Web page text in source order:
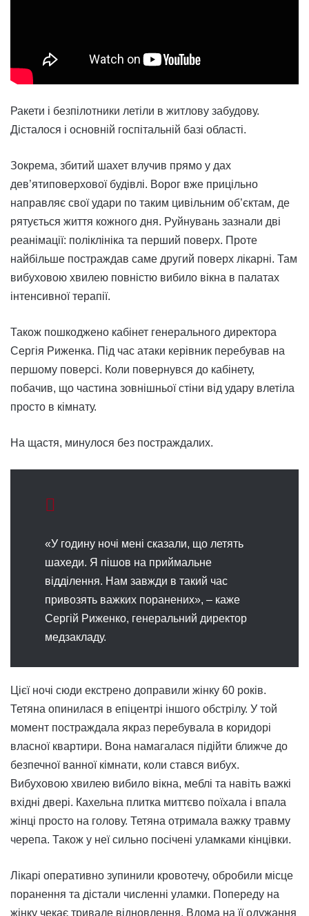
Ракети і безпілотники летіли в житлову забудову.
Дісталося і основній госпітальній базі області.
Зокрема, збитий шахет влучив прямо у дах
дев’ятиповерхової будівлі. Ворог вже прицільно
направляє свої удари по таким цивільним об’єктам, де
рятується життя кожного дня. Руйнувань зазнали дві
реанімації: поліклініка та перший поверх. Проте
найбільше постраждав саме другий поверх лікарні. Там
вибуховою хвилею повністю вибило вікна в палатах
інтенсивної терапії.
Також пошкоджено кабінет генерального директора
Сергія Риженка. Під час атаки керівник перебував на
першому поверсі. Коли повернувся до кабінету,
побачив, що частина зовнішньої стіни від удару влетіла
просто в кімнату.
На щастя, минулося без постраждалих.
«У годину ночі мені сказали, що летять
шахеди. Я пішов на приймальне
відділення. Нам завжди в такий час
привозять важких поранених», – каже
Сергій Риженко, генеральний директор
медзакладу.
Цієї ночі сюди екстрено доправили жінку 60 років.
Тетяна опинилася в епіцентрі іншого обстрілу. У той
момент постраждала якраз перебувала в коридорі
власної квартири. Вона намагалася підійти ближче до
безпечної ванної кімнати, коли стався вибух.
Вибуховою хвилею вибило вікна, меблі та навіть важкі
вхідні двері. Кахельна плитка миттєво поїхала і впала
жінці просто на голову. Тетяна отримала важку травму
черепа. Також у неї сильно посічені уламками кінцівки.
Лікарі оперативно зупинили кровотечу, обробили місце
поранення та дістали численні уламки. Попереду на
жінку чекає тривале відновлення. Вдома на її одужання